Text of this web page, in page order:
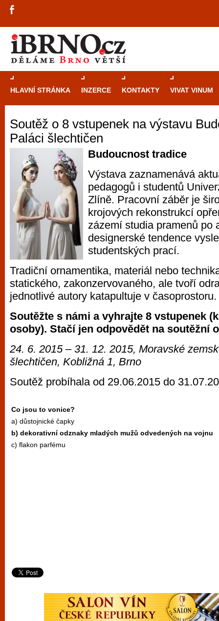
HLAVNÍ STRÁNKA INZERCE KONTAKTY VIVAT VINUM
Soutěž o 8 vstupenek na výstavu
Paláci šlechtičen
Budoucnost tradice
Výstava zaznamenává
pedagogů i studentů
Zlíně. Pracovní záběr je
krojových rekonstrukcí
zázemí studia pramenů po
designerské tendence
studentských prací.
Tradiční ornamentika, materiál nebo
statického, zakonzervovaného, ale tvoří
jednotlivé autory katapultuje v časoprostoru.
Soutěžte s námi a vyhrajte 8 vstupenek
osoby). Stačí jen odpovědět na soutěžní
24. 6. 2015 – 31. 12. 2015, Moravské
šlechtičen, Kobližná 1, Brno
Soutěž probíhala od 29.06.2015 do
Co jsou to vonice?
a) důstojnické čapky
b) dekorativní odznaky mladých mužů odvedených na vojnu
c) flakon parfému
Průvodce
automaty
Brno je
zajímavé
restaurace,
Mimo jiné je ale také místem, kde si
vyzkoušet různé kasinové hry. V
metropoli naleznete širokou nabídku her
po moderní automaty jak pro pravidelné
příležitostné hráče. V...